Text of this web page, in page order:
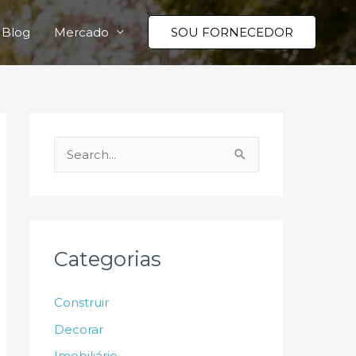
Blog Mercado SOU FORNECEDOR
e
i
r
Categorias
Construir
Decorar